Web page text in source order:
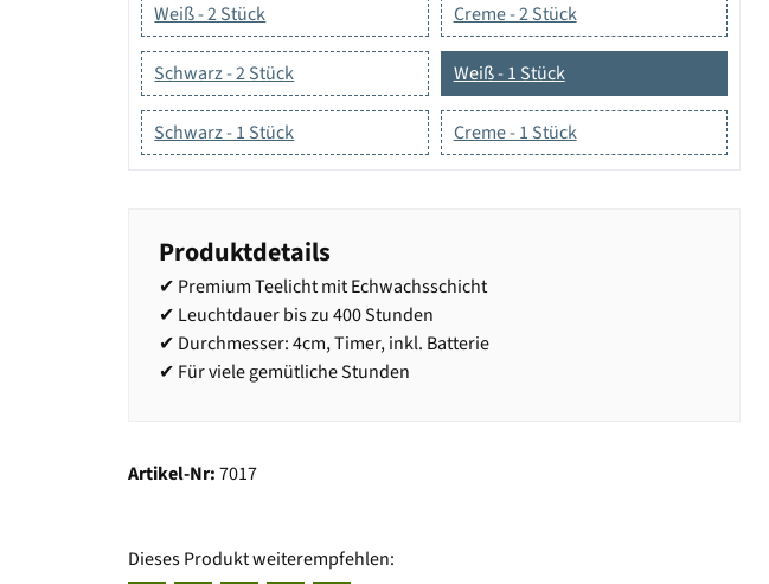
Weiß - 2 Stück
Creme - 2 Stück
Schwarz - 2 Stück Weiß - 1 Stück
Schwarz - 1 Stück Creme - 1 Stück
Produktdetails
✔ Premium Teelicht mit Echwachsschicht
✔ Leuchtdauer bis zu 400 Stunden
✔ Durchmesser: 4cm, Timer, inkl. Batterie
✔ Für viele gemütliche Stunden
Artikel-Nr:7017
Dieses Produkt weiterempfehlen: